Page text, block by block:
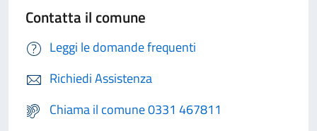
Contatta il comune
Leggi le domande frequenti
Richiedi Assistenza
Chiama il comune 0331 467811